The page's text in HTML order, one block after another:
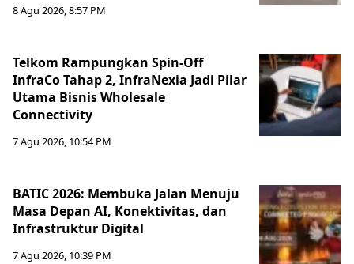
8 Agu 2026, 8:57 PM
Telkom Rampungkan Spin-Off
InfraCo Tahap 2, InfraNexia Jadi Pilar
Utama Bisnis Wholesale
Connectivity
7 Agu 2026, 10:54 PM
BATIC 2026: Membuka Jalan Menuju
Masa Depan AI, Konektivitas, dan
Infrastruktur Digital
7 Agu 2026, 10:39 PM